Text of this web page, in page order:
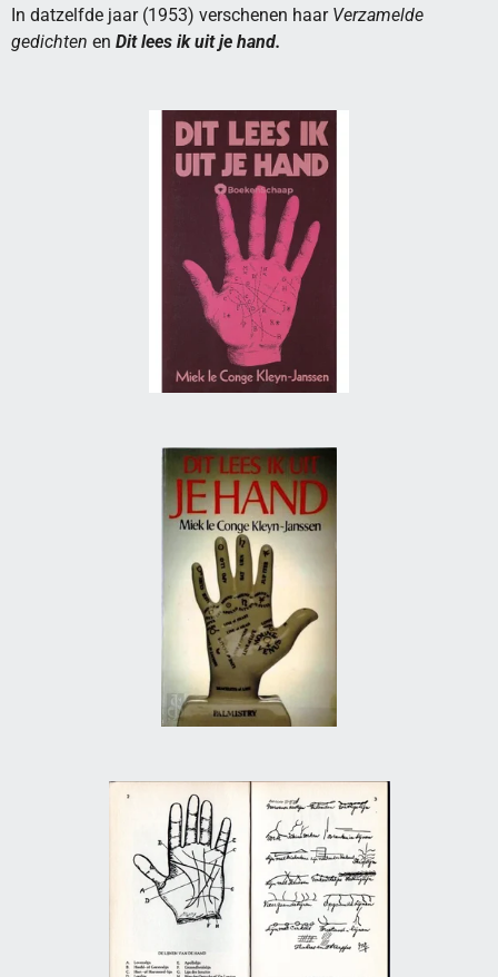
In datzelfde jaar (1953) verschenen haar Verzamelde
gedichten en Dit lees ik uit je hand.